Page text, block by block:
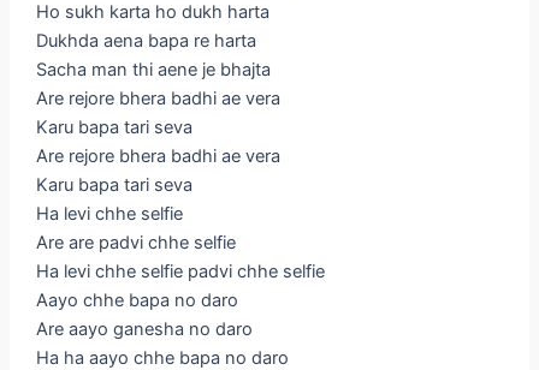
Ho sukh karta ho dukh harta
Dukhda aena bapa re harta
Sacha man thi aene je bhajta
Are rejore bhera badhi ae vera
Karu bapa tari seva
Are rejore bhera badhi ae vera
Karu bapa tari seva
Ha levi chhe selfie
Are are padvi chhe selfie
Ha levi chhe selfie padvi chhe selfie
Aayo chhe bapa no daro
Are aayo ganesha no daro
Ha ha aayo chhe bapa no daro